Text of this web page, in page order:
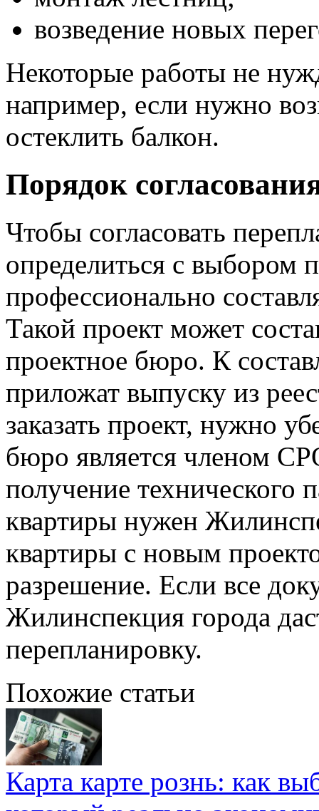
возведение новых
Некоторые работы не
например, если нужно
остеклить балкон.
Порядок
Чтобы согласовать
определиться с выбором
профессионально
Такой проект может
проектное бюро. К
приложат выпуску из
заказать проект, нужно
бюро является членом
получение технического
квартиры нужен
квартиры с новым
разрешение. Если все
Жилинспекция города
перепланировку.
Похожие статьи
Карта карте рознь: как